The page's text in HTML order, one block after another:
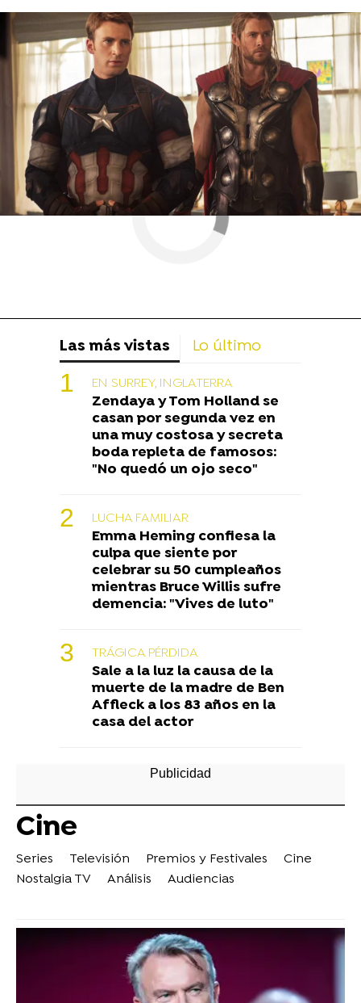
marvel Capitán América
Las más vistas Lo último
EN SURREY, INGLATERRA
Zendaya y Tom Holland se
casan por segunda vez en
una muy costosa y secreta
boda repleta de famosos:
"No quedó un ojo seco"
LUCHA FAMILIAR
Emma Heming confiesa la
culpa que siente por
celebrar su 50 cumpleaños
mientras Bruce Willis sufre
demencia: "Vives de luto"
TRÁGICA PÉRDIDA
Sale a la luz la causa de la
muerte de la madre de Ben
Affleck a los 83 años en la
casa del actor
Cine
Series Televisión Premios y Festivales
Cine
Nostalgia TV
Análisis Audiencias